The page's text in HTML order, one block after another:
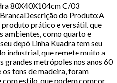
80X40X104cm C/03
do Produto:A
produto prático e versátil, que
ambientes, como quarto e
depó Linha Kuadra tem seu
industrial, que remete muito a
grandes metrópoles nos anos 60
tons de madeira, foram
estilo, que podem compor